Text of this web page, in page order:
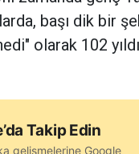
başı dik bir
olarak 102
Takip Edin
gelişmelerine Google